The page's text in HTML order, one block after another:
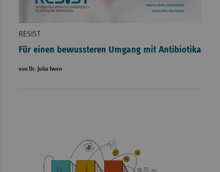
RESIST
Für einen bewussteren Umgang mit Antibiotika
von Dr. Julia Iwen